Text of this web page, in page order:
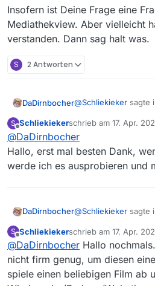
Insofern ist Deine Frage eine
Mediathekview. Aber vielleicht
verstanden. Dann sag halt was.
S 2 Antworten
DaDirnbocher@Schliekieker sagte
meinen
Mediathekview “hat
Mediathekview stellt
streamen kann,
VLC schon länger,
einem Klick”, auf
S
Offline
Schliekiekerschrieb am 17. Apr.
zuletzt editiert von
@DaDirnbocher
Hallo, erst mal besten Dank,
werde ich es ausprobieren und
DaDirnbocher@Schliekieker sagte
Ich möchte Filme
meinen
Mediathekview “hat
Mediathekview stellt
S
Offline
Schliekiekerschrieb am 17. Apr.
zuletzt editiert von
@DaDirnbocher Hallo
nicht firm genug, um diesen
spiele einen beliebigen Film ab